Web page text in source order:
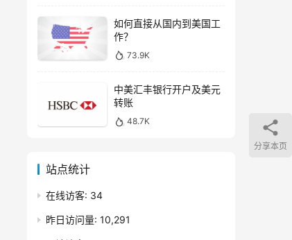
如何直接从国内到美国工
作？
73.9K
中美汇丰银行开户及美元
转账
48.7K
站点统计
在线访客: 34
昨日访问量: 10,291
分享本页